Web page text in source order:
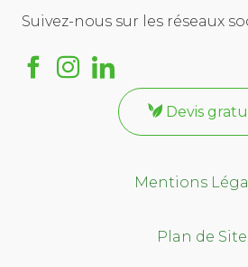
Suivez-nous sur les réseaux
Devis
Mentions
Plan de Site